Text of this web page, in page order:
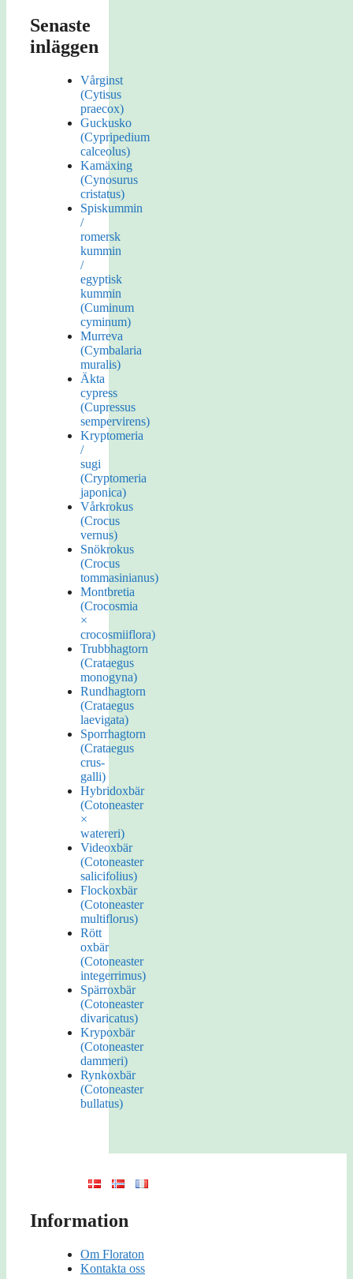
Senaste
inläggen
Vårginst
(Cytisus
praecox)
Guckusko
(Cypripedium
calceolus)
Kamäxing
(Cynosurus
cristatus)
Spiskummin
/
romersk
kummin
/
egyptisk
kummin
(Cuminum
cyminum)
Murreva
(Cymbalaria
muralis)
Äkta
cypress
(Cupressus
sempervirens)
Kryptomeria
/
sugi
(Cryptomeria
japonica)
Vårkrokus
(Crocus
vernus)
Snökrokus
(Crocus
tommasinianus)
Montbretia
(Crocosmia
×
crocosmiiflora)
Trubbhagtorn
(Crataegus
monogyna)
Rundhagtorn
(Crataegus
laevigata)
Sporrhagtorn
(Crataegus
crus-
galli)
Hybridoxbär
(Cotoneaster
×
watereri)
Videoxbär
(Cotoneaster
salicifolius)
Flockoxbär
(Cotoneaster
multiflorus)
Rött
oxbär
(Cotoneaster
integerrimus)
Spärroxbär
(Cotoneaster
divaricatus)
Krypoxbär
(Cotoneaster
dammeri)
Rynkoxbär
(Cotoneaster
bullatus)
Information
Om Floraton
Kontakta oss